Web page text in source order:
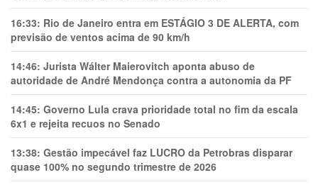
16:33: Rio de Janeiro entra em ESTÁGIO 3 DE ALERTA, com
previsão de ventos acima de 90 km/h
14:46: Jurista Wálter Maierovitch aponta abuso de
autoridade de André Mendonça contra a autonomia da PF
14:45: Governo Lula crava prioridade total no fim da escala
6x1 e rejeita recuos no Senado
13:38: Gestão impecável faz LUCRO da Petrobras disparar
quase 100% no segundo trimestre de 2026